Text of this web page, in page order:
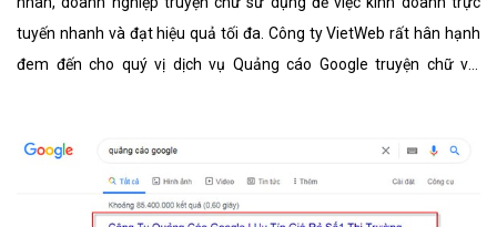
tuyến nhanh và đạt hiệu quả tối đa. Công ty VietWeb rất hân hạnh
đem đến cho quý vị dịch vụ Quảng cáo Google truyện chữ với